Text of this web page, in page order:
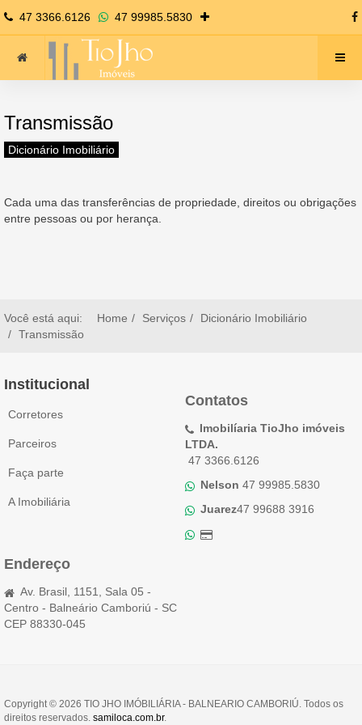
47 3366.6126 47 99985.5830
Transmissão
Dicionário Imobiliário
Cada uma das transferências de propriedade, direitos ou obrigações
entre pessoas ou por herança.
Você está aqui: Home Serviços
Dicionário Imobiliário
Transmissão
Institucional
Corretores
Parceiros
Faça parte
A Imobiliária
Contatos
Imobilíaria TioJho imóveis
LTDA.
47 3366.6126
Nelson 47 99985.5830
Juarez47 99688 3916
Endereço
Av. Brasil, 1151, Sala 05 -
Centro - Balneário Camboriú - SC
CEP 88330-045
Copyright © 2026 TIO JHO IMÓBILIÁRIA - BALNEARIO CAMBORIÚ. Todos os
direitos reservados. samiloca.com.br.